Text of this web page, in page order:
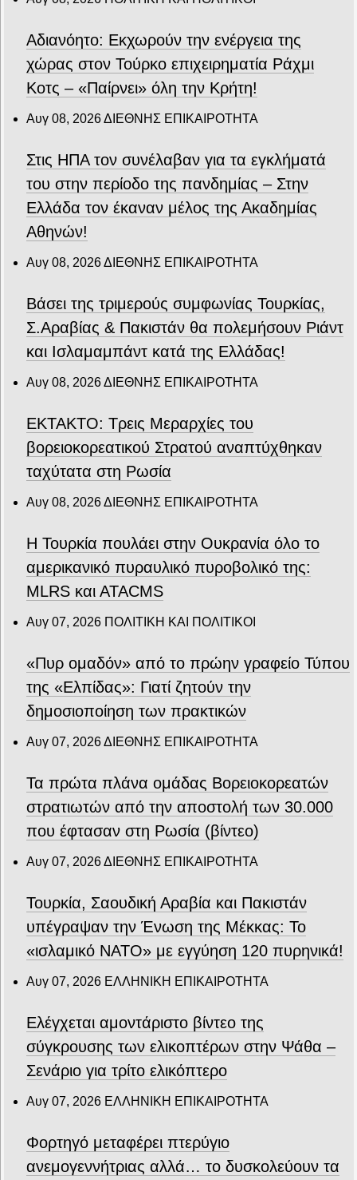
Αδιανόητο: Εκχωρούν την ενέργεια της
χώρας στον Τούρκο επιχειρηματία Ράχμι
Κοτς – «Παίρνει» όλη την Κρήτη!
Αυγ 08, 2026ΔΙΕΘΝΗΣ ΕΠΙΚΑΙΡΟΤΗΤΑ
Στις ΗΠΑ τον συνέλαβαν για τα εγκλήματά
του στην περίοδο της πανδημίας – Στην
Ελλάδα τον έκαναν μέλος της Ακαδημίας
Αθηνών!
Αυγ 08, 2026ΔΙΕΘΝΗΣ ΕΠΙΚΑΙΡΟΤΗΤΑ
Βάσει της τριμερούς συμφωνίας Τουρκίας,
Σ.Αραβίας & Πακιστάν θα πολεμήσουν Ριάντ
και Ισλαμαμπάντ κατά της Ελλάδας!
Αυγ 08, 2026ΔΙΕΘΝΗΣ ΕΠΙΚΑΙΡΟΤΗΤΑ
ΕΚΤΑΚΤΟ: Τρεις Μεραρχίες του
βορειοκορεατικού Στρατού αναπτύχθηκαν
ταχύτατα στη Ρωσία
Αυγ 08, 2026ΔΙΕΘΝΗΣ ΕΠΙΚΑΙΡΟΤΗΤΑ
Η Τουρκία πουλάει στην Ουκρανία όλο το
αμερικανικό πυραυλικό πυροβολικό της:
MLRS και ΑΤΑCMS
Αυγ 07, 2026 ΠΟΛΙΤΙΚΗ ΚΑΙ ΠΟΛΙΤΙΚΟΙ
«Πυρ ομαδόν» από το πρώην γραφείο Τύπου
της «Ελπίδας»: Γιατί ζητούν την
δημοσιοποίηση των πρακτικών
Αυγ 07, 2026ΔΙΕΘΝΗΣ ΕΠΙΚΑΙΡΟΤΗΤΑ
Τα πρώτα πλάνα ομάδας Βορειοκορεατών
στρατιωτών από την αποστολή των 30.000
που έφτασαν στη Ρωσία (βίντεο)
Αυγ 07, 2026ΔΙΕΘΝΗΣ ΕΠΙΚΑΙΡΟΤΗΤΑ
Τουρκία, Σαουδική Αραβία και Πακιστάν
υπέγραψαν την Ένωση της Μέκκας: Το
«ισλαμικό ΝΑΤΟ» με εγγύηση 120 πυρηνικά!
Αυγ 07, 2026 ΕΛΛΗΝΙΚΗ ΕΠΙΚΑΙΡΟΤΗΤΑ
Ελέγχεται αμοντάριστο βίντεο της
σύγκρουσης των ελικοπτέρων στην Ψάθα –
Σενάριο για τρίτο ελικόπτερο
Αυγ 07, 2026 ΕΛΛΗΝΙΚΗ ΕΠΙΚΑΙΡΟΤΗΤΑ
Φορτηγό μεταφέρει πτερύγιο
ανεμογεννήτριας αλλά… το δυσκολεύουν τα